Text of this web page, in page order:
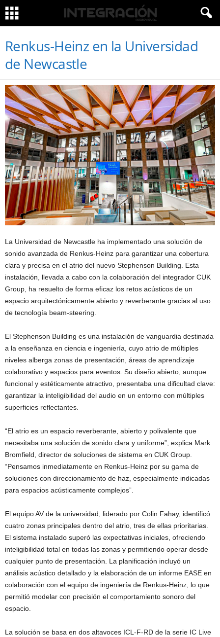
Renkus-Heinz en la Universidad
de Newcastle
La Universidad de Newcastle ha implementado una solución de
sonido avanzada de Renkus-Heinz para garantizar una cobertura
clara y precisa en el atrio del nuevo Stephenson Building. Esta
instalación, llevada a cabo con la colaboración del integrador CUK
Group, ha resuelto de forma eficaz los retos acústicos de un
espacio arquitectónicamente abierto y reverberante gracias al uso
de tecnología beam-steering.
El Stephenson Building es una instalación de vanguardia destinada
a la enseñanza en ciencia e ingeniería, cuyo atrio de múltiples
niveles alberga zonas de presentación, áreas de aprendizaje
colaborativo y espacios para eventos. Su diseño abierto, aunque
funcional y estéticamente atractivo, presentaba una dificultad clave:
garantizar la inteligibilidad del audio en un entorno con múltiples
superficies reflectantes.
“El atrio es un espacio reverberante, abierto y polivalente que
necesitaba una solución de sonido clara y uniforme”, explica Mark
Bromfield, director de soluciones de sistema en CUK Group.
“Pensamos inmediatamente en Renkus-Heinz por su gama de
soluciones con direccionamiento de haz, especialmente indicadas
para espacios acústicamente complejos”.
El equipo AV de la universidad, liderado por Colin Fahay, identificó
cuatro zonas principales dentro del atrio, tres de ellas prioritarias.
El sistema instalado superó las expectativas iniciales, ofreciendo
inteligibilidad total en todas las zonas y permitiendo operar desde
cualquier punto de presentación. La planificación incluyó un
análisis acústico detallado y la elaboración de un informe EASE en
colaboración con el equipo de ingeniería de Renkus-Heinz, lo que
permitió modelar con precisión el comportamiento sonoro del
espacio.
La solución se basa en dos altavoces ICL-F-RD de la serie IC Live